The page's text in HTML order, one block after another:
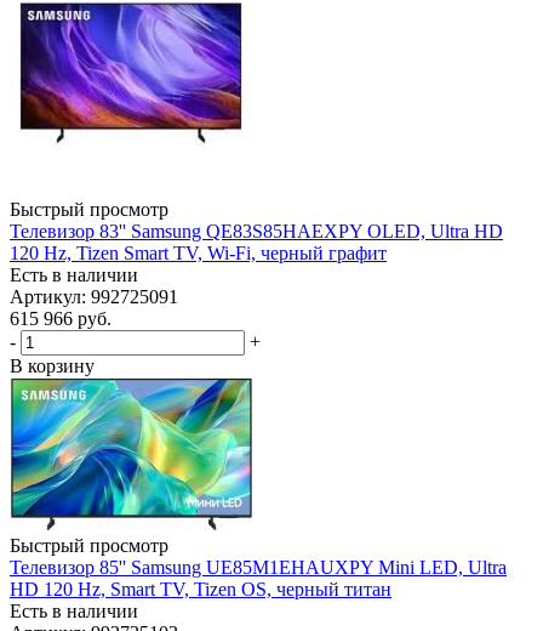
Быстрый просмотр
Телевизор 83'' Samsung QE83S85HAEXPY OLED, Ultra HD
120 Hz, Tizen Smart TV, Wi-Fi, черный графит
Есть в наличии
Артикул: 992725091
615 966 руб.
-
+
В корзину
Быстрый просмотр
Телевизор 85'' Samsung UE85M1EHAUXPY Mini LED, Ultra
HD 120 Hz, Smart TV, Tizen OS, черный титан
Есть в наличии